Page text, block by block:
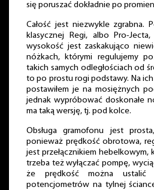
się poruszać dokładnie po
Całość jest niezwykle zgrabna.
klasycznej Regi, albo Pro-
wysokość jest zaskakująco
nóżkach, którymi regulujemy
takich samych odległościach od
to po prostu rogi podstawy. Na
postawiłem je na mosiężnych
jednak wypróbować doskonałe
ma taką wersję, tj. pod kolce.
Obsługa gramofonu jest
ponieważ prędkość obrotowa,
jest przełącznikiem
trzeba też wyłączać pompę,
że prędkość można ustalić
potencjometrów na tylnej